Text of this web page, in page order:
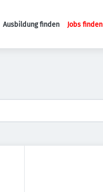
Ausbildung finden Jobs finden